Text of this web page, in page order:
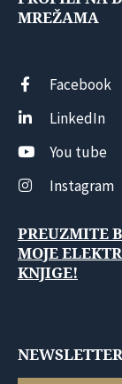
MREŽAMA
Facebook
LinkedIn
You tube
Instagram
PREUZMITE
MOJE
KNJIGE!
NEWSLETTER